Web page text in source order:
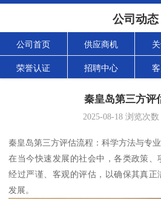
公司动态
公司首页 供应商机
荣誉认证 招聘中心
秦皇岛第三方评
2025-08-18浏览次数
秦皇岛第三方评估流程：科学方法与专
在当今快速发展的社会中，各类政策
经过严谨、客观的评估，以确保其真
发展。